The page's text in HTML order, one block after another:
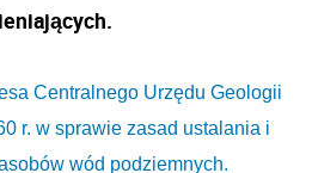
Centralnego Urzędu Geologii
r. w sprawie zasad ustalania i
wód podziemnych.